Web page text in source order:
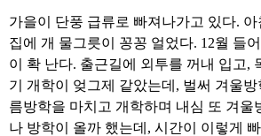
가을이 단풍 급류로 빠져나가고 있다.
집에 개 물그릇이 꽁꽁 얼었다. 12월 들
이 확 난다. 출근길에 외투를 꺼내 입고,
기 개학이 엊그제 같았는데, 벌써 겨울
름방학을 마치고 개학하며 내심 또 겨울
나 방학이 올까 했는데, 시간이 이렇게